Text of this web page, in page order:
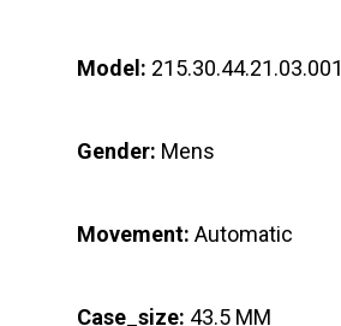
Model: 215.30.44.21.03.001
Gender: Mens
Movement: Automatic
Case_size: 43.5 MM